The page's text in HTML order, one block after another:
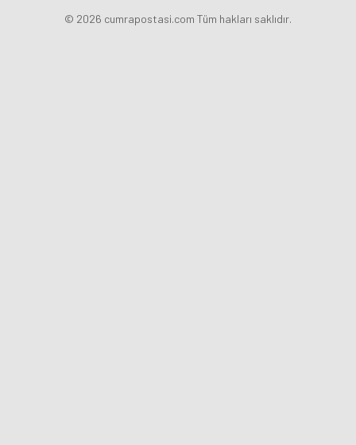
© 2026 cumrapostasi.com Tüm hakları saklıdır.